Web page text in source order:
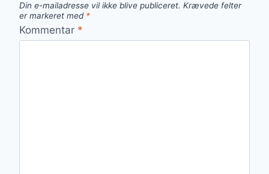
Din e-mailadresse vil ikke blive publiceret. Krævede felter
er markeret med *
Kommentar *